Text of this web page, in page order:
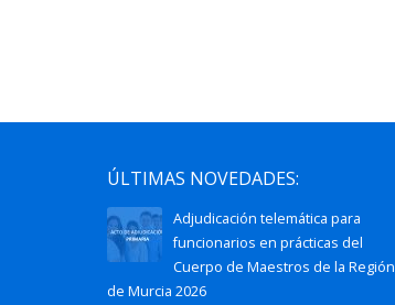
ÚLTIMAS NOVEDADES:
Adjudicación telemática para
funcionarios en prácticas del
Cuerpo de Maestros de la Región
de Murcia 2026